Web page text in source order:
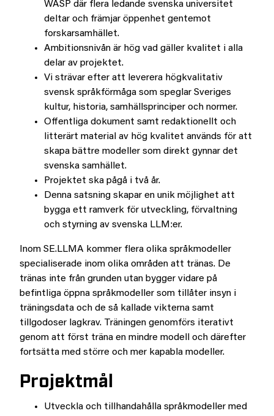
WASP där flera ledande svenska universitet
deltar och främjar öppenhet gentemot
forskarsamhället.
Ambitionsnivån är hög vad gäller kvalitet i alla
delar av projektet.
Vi strävar efter att leverera högkvalitativ
svensk språkförmåga som speglar Sveriges
kultur, historia, samhällsprinciper och normer.
Offentliga dokument samt redaktionellt och
litterärt material av hög kvalitet används för att
skapa bättre modeller som direkt gynnar det
svenska samhället.
Projektet ska pågå i två år.
Denna satsning skapar en unik möjlighet att
bygga ett ramverk för utveckling, förvaltning
och styrning av svenska LLM:er.
Inom SE.LLMA kommer flera olika språkmodeller
specialiserade inom olika områden att tränas. De
tränas inte från grunden utan bygger vidare på
befintliga öppna språkmodeller som tillåter insyn i
träningsdata och de så kallade vikterna samt
tillgodoser lagkrav. Träningen genomförs iterativt
genom att först träna en mindre modell och därefter
fortsätta med större och mer kapabla modeller.
Projektmål
Utveckla och tillhandahålla språkmodeller med